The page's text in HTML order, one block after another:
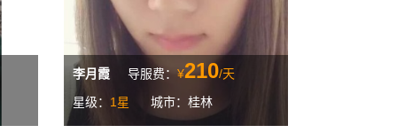
李月霞 导服费： ¥210/天
星级： 1星 城市：桂林